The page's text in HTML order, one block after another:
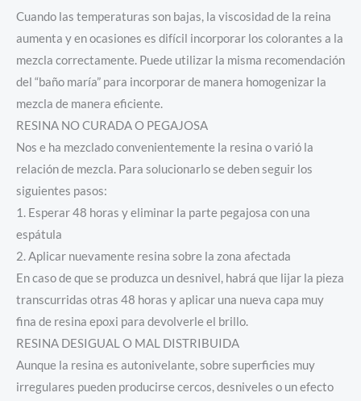
Cuando las temperaturas son bajas, la viscosidad de la reina
aumenta y en ocasiones es difícil incorporar los colorantes a la
mezcla correctamente. Puede utilizar la misma recomendación
del “baño maría” para incorporar de manera homogenizar la
mezcla de manera eficiente.
RESINA NO CURADA O PEGAJOSA
Nos e ha mezclado convenientemente la resina o varió la
relación de mezcla. Para solucionarlo se deben seguir los
siguientes pasos:
1. Esperar 48 horas y eliminar la parte pegajosa con una
espátula
2. Aplicar nuevamente resina sobre la zona afectada
En caso de que se produzca un desnivel, habrá que lijar la pieza
transcurridas otras 48 horas y aplicar una nueva capa muy
fina de resina epoxi para devolverle el brillo.
RESINA DESIGUAL O MAL DISTRIBUIDA
Aunque la resina es autonivelante, sobre superficies muy
irregulares pueden producirse cercos, desniveles o un efecto